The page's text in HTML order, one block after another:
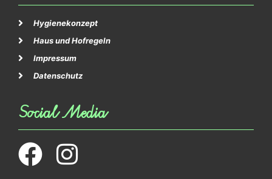
Hygienekonzept
Haus und Hofregeln
Impressum
Datenschutz
Social Media